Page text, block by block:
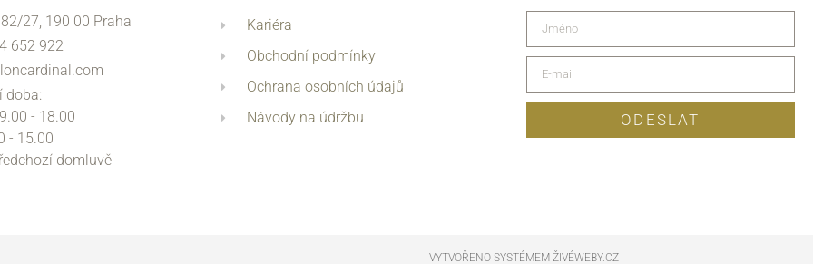
27, 190 00 Praha
652 922
doba:
- 18.00
- 15.00
domluvě
Kariéra
Obchodní podmínky
Ochrana osobních údajů
Návody na údržbu
ODESLAT
VYTVOŘENO SYSTÉMEM ŽIVÉWEBY.CZ